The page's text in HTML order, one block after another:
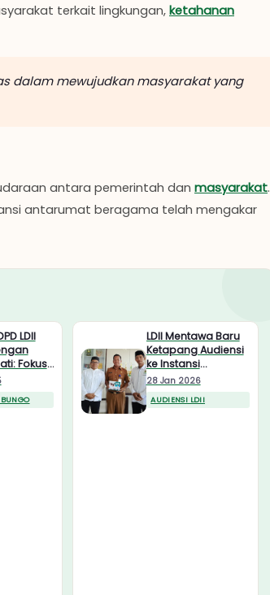
terkait lingkungan,ketahanan
dalam mewujudkan masyarakat yang
antara pemerintah dan masyarakat.
antarumat beragama telah mengakar
LDII
Fokus
bagi
LDII Mentawa Baru
Ketapang Audiensi
ke Instansi
Pemerintah,
Berbagi Kalender
2026
28 Jan 2026
AUDIENSI LDII